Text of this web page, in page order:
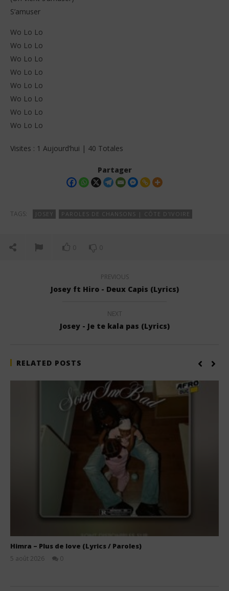
S’amuser
Wo Lo Lo
Wo Lo Lo
Wo Lo Lo
Wo Lo Lo
Wo Lo Lo
Wo Lo Lo
Wo Lo Lo
Wo Lo Lo
Visites : 1 Aujourd’hui | 40 Totales
Partager
TAGS: JOSEY PAROLES DE CHANSONS | CÔTE D'IVOIRE
0 0
PREVIOUS
Josey ft Hiro - Deux Capis (Lyrics)
NEXT
Josey - Je te kala pas (Lyrics)
RELATED POSTS
Himra – Plus de love (Lyrics / Paroles)
5 août 2026
0